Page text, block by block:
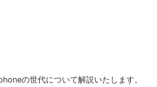
の世代について解説いたします。